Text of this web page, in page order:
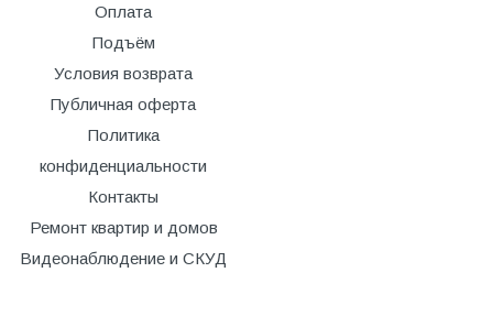
Оплата
Подъём
Условия возврата
Публичная оферта
Политика
конфиденциальности
Контакты
Ремонт квартир и домов
Видеонаблюдение и СКУД